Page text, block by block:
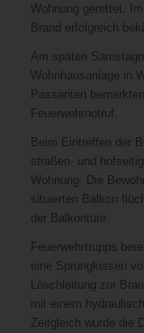
Wohnung gerettet.
Brand erfolgreich
Am späten
Wohnhausanlage in
Passanten
Feuerwehrnotruf.
Beim Eintreffen der
straßen- und
Wohnung. Die
situierten Balkon
der Balkontüre.
Feuerwehrtrupps
eine Sprungkissen
Löschleitung zur
mit einem
Zeitgleich wurde die